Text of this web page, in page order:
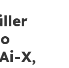
X,